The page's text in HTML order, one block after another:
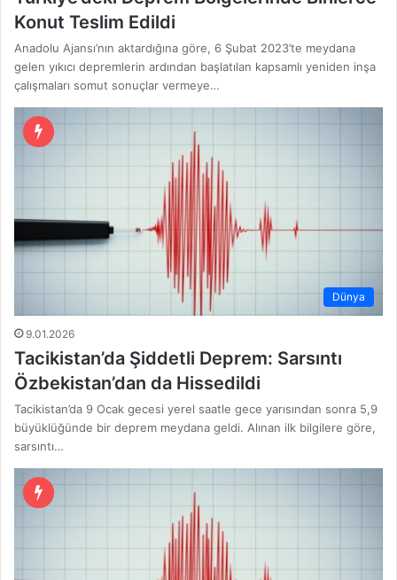
Konut Teslim Edildi
Anadolu Ajansı’nın aktardığına göre, 6 Şubat 2023’te meydana
gelen yıkıcı depremlerin ardından başlatılan kapsamlı yeniden inşa
çalışmaları somut sonuçlar vermeye…
Dünya
9.01.2026
Tacikistan’da Şiddetli Deprem: Sarsıntı
Özbekistan’dan da Hissedildi
Tacikistan’da 9 Ocak gecesi yerel saatle gece yarısından sonra 5,9
büyüklüğünde bir deprem meydana geldi. Alınan ilk bilgilere göre,
sarsıntı…